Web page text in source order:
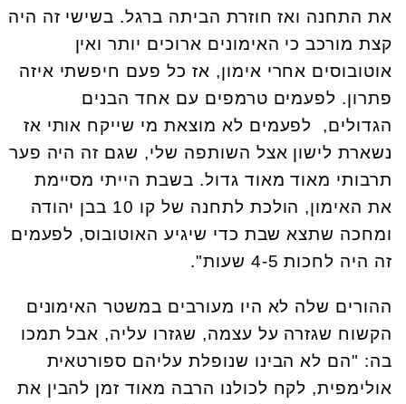
את התחנה ואז חוזרת הביתה ברגל. בשישי זה היה
קצת מורכב כי האימונים ארוכים יותר ואין
אוטובוסים אחרי אימון, אז כל פעם חיפשתי איזה
פתרון. לפעמים טרמפים עם אחד הבנים
הגדולים, לפעמים לא מוצאת מי שייקח אותי אז
נשארת לישון אצל השותפה שלי, שגם זה היה פער
תרבותי מאוד מאוד גדול. בשבת הייתי מסיימת
את האימון, הולכת לתחנה של קו 10 בבן יהודה
ומחכה שתצא שבת כדי שיגיע האוטובוס, לפעמים
זה היה לחכות 4-5 שעות".
ההורים שלה לא היו מעורבים במשטר האימונים
הקשוח שגזרה על עצמה, שגזרו עליה, אבל תמכו
בה: "הם לא הבינו שנופלת עליהם ספורטאית
אולימפית, לקח לכולנו הרבה מאוד זמן להבין את